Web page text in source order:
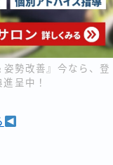
勢改善』今なら、登
呈中！